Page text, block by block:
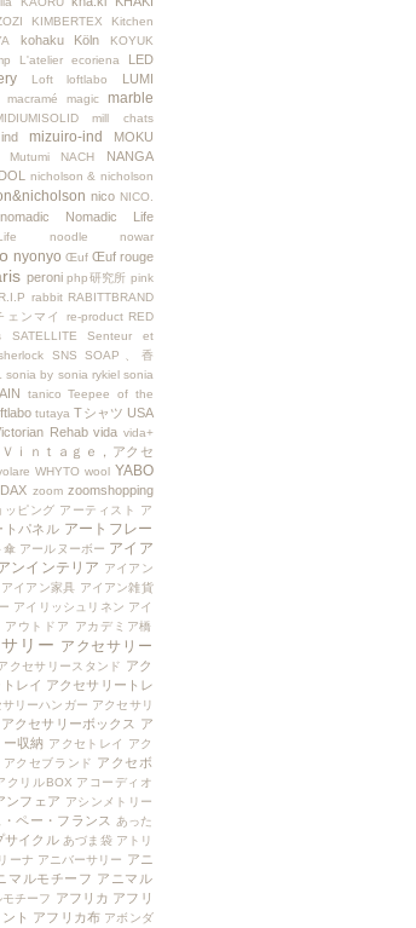
KIMBERTEX
Kitchen
kohaku Köln
KOYUK
L'atelier ecoriena LED
Loft loftlabo LUMI
macramé magic
marble
mill chats
mizuiro-ind
MOKU
Mutumi NACH
NANGA
nicholson & nicholson
nico NICO.
nomadic Nomadic Life
noodle nowar
nyonyo Œuf Œuf rouge
peroni php研究所 pink
R.I.P rabbit RABITTBRAND
ェンマイ
re-product RED
SATELLITE
Senteur et
SNS
SOAP、香
sonia by sonia rykiel sonia
tanico Teepee of the
tutaya Tシャツ USA
Rehab vida vida+
Ｖｉｎｔａｇｅ，アクセ
WHYTO wool YABO
zoom zoomshopping
ッピング アーティスト
ア
トパネル アートフレー
傘 アールヌーボー アイア
ンインテリア アイアン
アイアン家具 アイアン雑貨
アイリッシュリネン アイ
アウトドア アカデミア橋
リー アクセサリー
クセサリースタンド アク
レイ アクセサリートレ
サリーハンガー アクセサリ
アクセサリーボックス ア
収納 アクセトレイ
アク
アクセブランド アクセボ
クリルBOX アコーディオ
ンフェア アシンメトリー
ペー・フランス
あった
サイクル あづま袋 アトリ
ーナ アニバーサリー アニ
マルモチーフ アニマル
チーフ アフリカ アフリ
ト アフリカ布 アボンダ